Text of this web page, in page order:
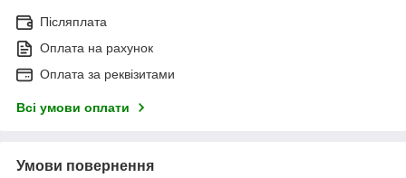
Післяплата
Оплата на рахунок
Оплата за реквізитами
Всі умови оплати
Умови повернення